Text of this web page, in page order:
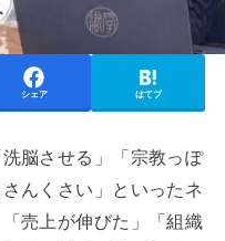
シェア はてブ
脳させる」「宗教っぽ
んくさい」といったネ
売上が伸びた」「組織